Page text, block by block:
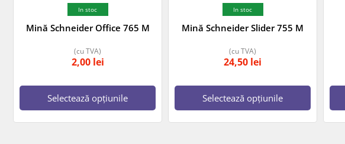
In stoc
Mină Schneider Office 765 M
2,00 lei
(cu TVA)
Selectează opțiunile
In stoc
Mină Schneider Slider 755 M
24,50 lei
(cu TVA)
Selectează opțiunile